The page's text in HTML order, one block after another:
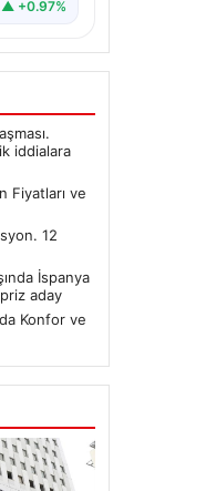
▲ +0.97%
iddialara
Fiyatları ve
12
İspanya
aday
Konfor ve